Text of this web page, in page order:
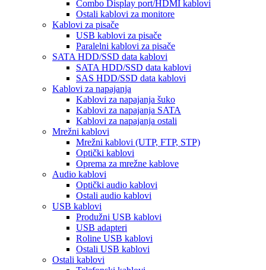
Combo Display port/HDMI kablovi
Ostali kablovi za monitore
Kablovi za pisače
USB kablovi za pisače
Paralelni kablovi za pisače
SATA HDD/SSD data kablovi
SATA HDD/SSD data kablovi
SAS HDD/SSD data kablovi
Kablovi za napajanja
Kablovi za napajanja šuko
Kablovi za napajanja SATA
Kablovi za napajanja ostali
Mrežni kablovi
Mrežni kablovi (UTP, FTP, STP)
Optički kablovi
Oprema za mrežne kablove
Audio kablovi
Optički audio kablovi
Ostali audio kablovi
USB kablovi
Produžni USB kablovi
USB adapteri
Roline USB kablovi
Ostali USB kablovi
Ostali kablovi